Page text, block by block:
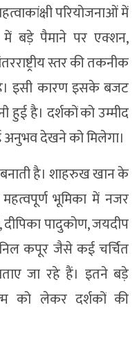
परियोजनाओं में
में बड़े पैमाने पर एक्शन,
स्तर की तकनीक
इसी कारण इसके बजट
हुई है। दर्शकों को उम्मीद
अनुभव देखने को मिलेगा।
है। शाहरुख खान के
भूमिका में नजर
पादुकोण, जयदीप
कपूर जैसे कई चर्चित
जा रहे हैं। इतने बड़े
को लेकर दर्शकों की